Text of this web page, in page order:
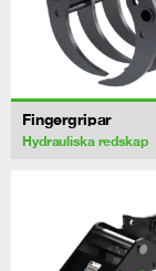
Fingergripar
Hydrauliska redskap